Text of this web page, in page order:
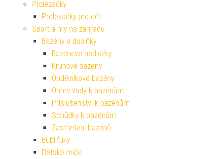
Prolézačky
Prolézačky pro děti
Sport a hry na zahradu
Bazény a doplňky
Bazénové podložky
Kruhové bazény
Obdélníkové bazény
Ohřev vody k bazénům
Příslušenství k bazénům
Schůdky k bazénům
Zastřešení bazénů
Bublifuky
Dětské míče